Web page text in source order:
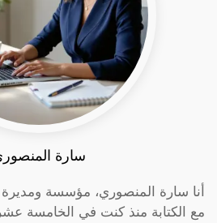
سارة
أنا سارة المنصوري، مؤسسة
مع الكتابة منذ كنت في الخامسة